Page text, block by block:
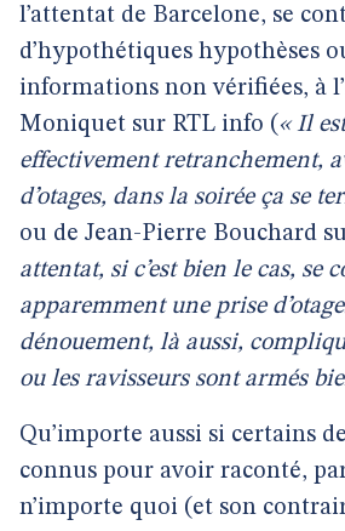
l’attentat de Barcelone, se
d’hypothétiques hypothèses
informations non vérifiées, à
Moniquet sur RTL info ( « Il
effectivement retranchement,
d’otages, dans la soirée ça se
ou de Jean-Pierre Bouchard
attentat, si c’est bien le cas, se
apparemment une prise
dénouement, là aussi,
ou les ravisseurs sont armés
Qu’importe aussi si certains
connus pour avoir raconté,
n’importe quoi (et son